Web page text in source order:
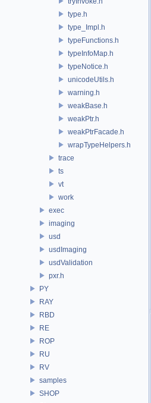
type.h
type_Impl.h
typeFunctions.h
typeInfoMap.h
typeNotice.h
unicodeUtils.h
warning.h
weakBase.h
weakPtr.h
weakPtrFacade.h
wrapTypeHelpers.h
trace
ts
vt
work
exec
imaging
usd
usdImaging
usdValidation
pxr.h
PY
RAY
RBD
RE
ROP
RU
RV
samples
SHOP